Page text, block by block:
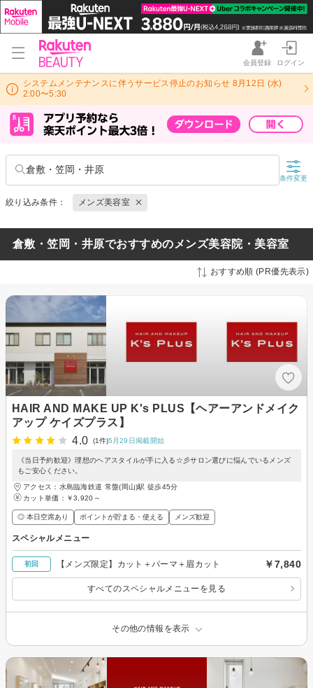
会員登録 ログイン
システムメンテナンスに伴うサービス停止のお知らせ 8月12日 (水)
2:00〜5:30
倉敷・笠岡・井原
条件変更
絞り込み条件： メンズ美容室
倉敷・笠岡・井原でおすすめのメンズ美容院・美容室
おすすめ順 (PR優先表示)
HAIR AND MAKE UP K's PLUS【ヘアーアンドメイク
アップ ケイズプラス】
4.0
(1件)5月29日掲載開始
《当日予約歓迎》理想のヘアスタイルが手に入る☆彡サロン選びに悩んでいるメンズ
もご安心ください。
アクセス：水島臨海鉄道 常盤(岡山)駅 徒歩45分
カット単価： ￥3,920～
◎ 本日空席あり ポイントが貯まる・使える メンズ歓迎
スペシャルメニュー
初回 【メンズ限定】カット＋パーマ＋眉カット ￥7,840
すべてのスペシャルメニューを見る
その他の情報を表示